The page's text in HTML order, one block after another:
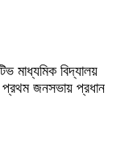
মাধ্যমিক বিদ্যালয়
প্রথম জনসভায় প্রধান